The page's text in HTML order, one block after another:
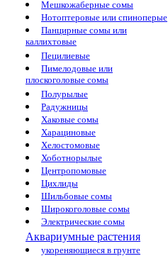
Мешкожаберные сомы
Нотоптеровые или спиноперые
Панцирные сомы или
каллихтовые
Пецилиевые
Пимелодовые или
плоскоголовые сомы
Полурылые
Радужницы
Хаковые сомы
Харациновые
Хелостомовые
Хоботнорылые
Центропомовые
Цихлиды
Шильбовые сомы
Широкоголовые сомы
Электрические сомы
Аквариумные растения
укореняющиеся в грунте